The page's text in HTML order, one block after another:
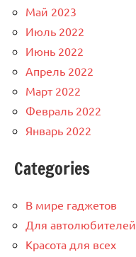
Май 2023
Июль 2022
Июнь 2022
Апрель 2022
Март 2022
Февраль 2022
Январь 2022
Categories
В мире гаджетов
Для автолюбителей
Красота для всех